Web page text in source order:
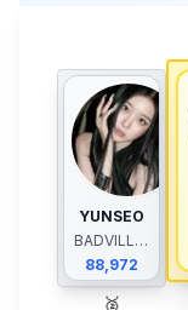
YUNSEO
BADVILLAIN
88,972
🥈